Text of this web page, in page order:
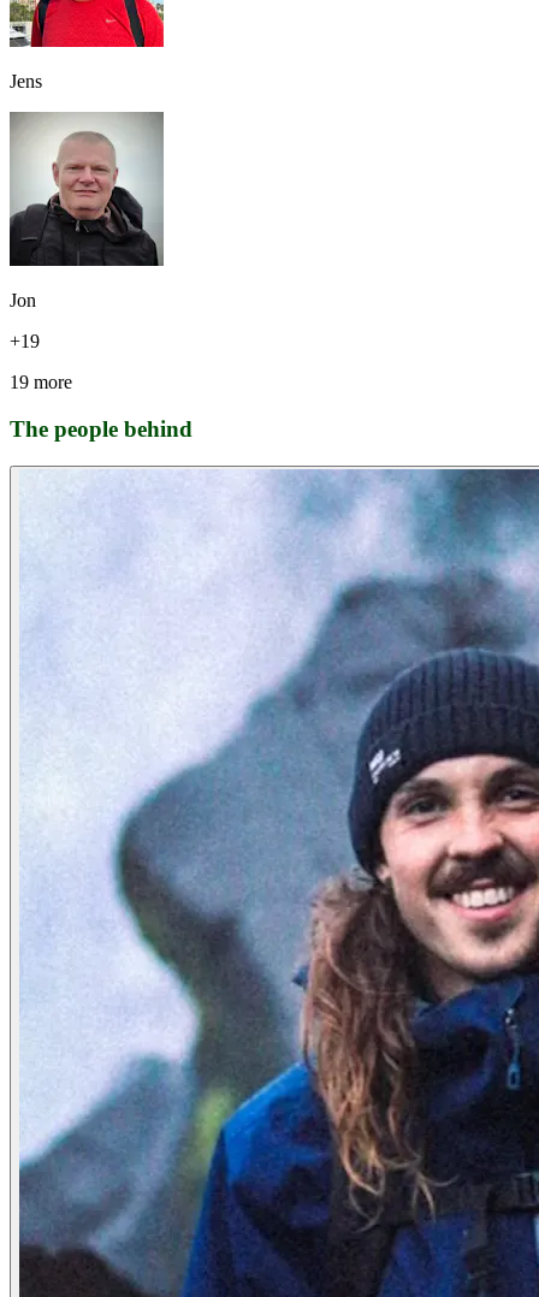
Jens
Jon
+19
19 more
The people behind